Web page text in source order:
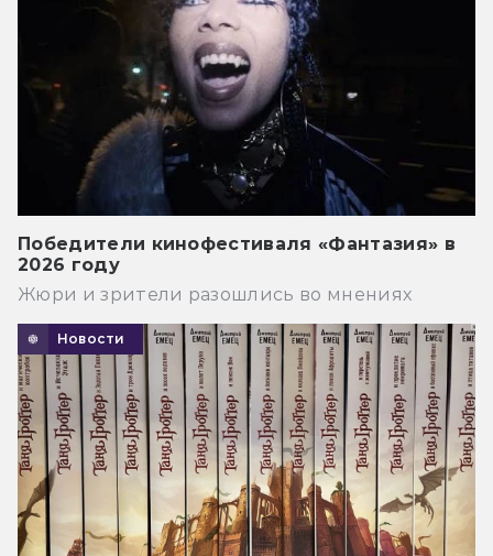
Победители кинофестиваля «Фантазия» в
2026 году
Жюри и зрители разошлись во мнениях
Новости